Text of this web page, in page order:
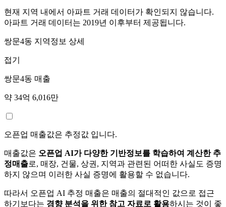
현재 지역 내에서 아파트 거래 데이터가 확인되지 않습니다.
아파트 거래 데이터는 2019년 이후부터 제공됩니다.
쌍문4동 지역정보 상세
접기
쌍문4동 매출
약 34억 6,016만
오픈업 매출값은 추정값 입니다.
매출값은 오픈업 AI가 다양한 기반정보를 학습하여 계산한 추
정매출로, 매장, 건물, 상권, 지역과 관련된 어떠한 사실도 증명
하지 않으며 이러한 사실 증명에 활용할 수 없습니다.
따라서 오픈업 AI 추정 매출은 매출의 절대적인 값으로 접근
하기보다는 경향 분석을 위한 참고 자료로 활용하시는 것이 좋